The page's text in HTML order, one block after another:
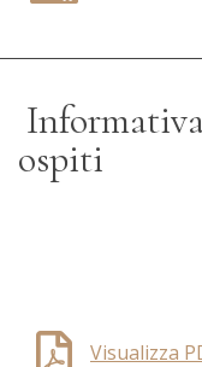
ospiti
Visualizza